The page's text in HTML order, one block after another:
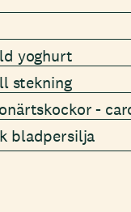
yoghurt
stekning
-
bladpersilja